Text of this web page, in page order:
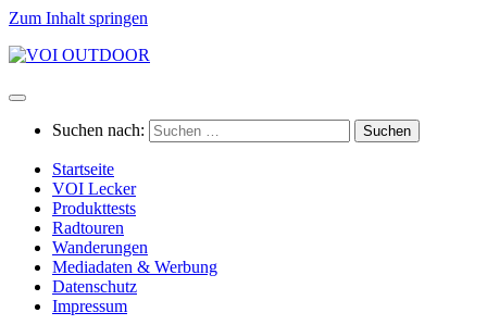
Zum Inhalt springen
Suchen nach:
Startseite
VOI Lecker
Produkttests
Radtouren
Wanderungen
Mediadaten & Werbung
Datenschutz
Impressum